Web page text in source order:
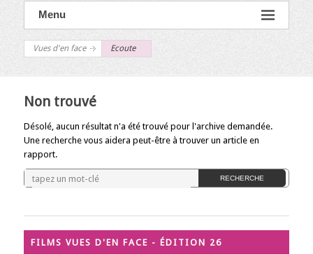
Menu
Vues d'en face Ecoute
Non trouvé
Désolé, aucun résultat n'a été trouvé pour l'archive demandée.
Une recherche vous aidera peut-être à trouver un article en
rapport.
RECHERCHE
FILMS VUES D'EN FACE - ÉDITION 26